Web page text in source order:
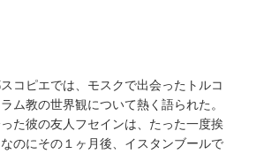
コピエでは、モスクで出会ったトルコ
ム教の世界観について熱く語られた。
た彼の友人フセインは、たった一度挨
のにその１ヶ月後、イスタンブールで